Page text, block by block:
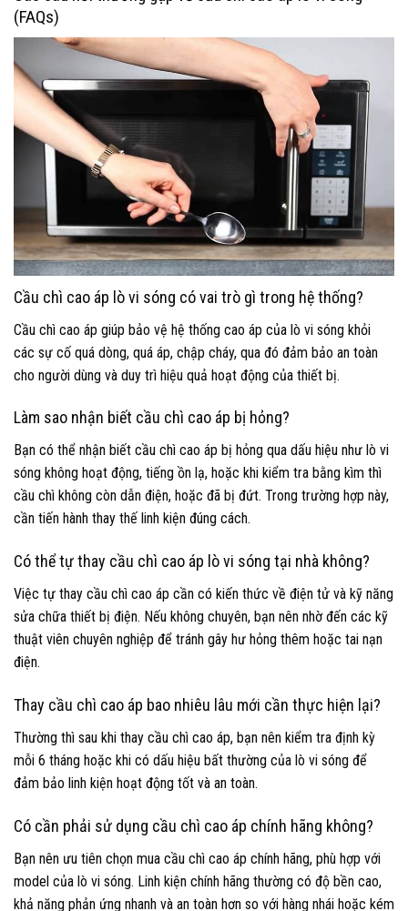
(FAQs)
Cầu chì cao áp lò vi sóng có vai trò gì trong hệ thống?
Cầu chì cao áp giúp bảo vệ hệ thống cao áp của lò vi sóng khỏi
các sự cố quá dòng, quá áp, chập cháy, qua đó đảm bảo an toàn
cho người dùng và duy trì hiệu quả hoạt động của thiết bị.
Làm sao nhận biết cầu chì cao áp bị hỏng?
Bạn có thể nhận biết cầu chì cao áp bị hỏng qua dấu hiệu như lò vi
sóng không hoạt động, tiếng ồn lạ, hoặc khi kiểm tra bằng kìm thì
cầu chì không còn dẫn điện, hoặc đã bị đứt. Trong trường hợp này,
cần tiến hành thay thế linh kiện đúng cách.
Có thể tự thay cầu chì cao áp lò vi sóng tại nhà không?
Việc tự thay cầu chì cao áp cần có kiến thức về điện tử và kỹ năng
sửa chữa thiết bị điện. Nếu không chuyên, bạn nên nhờ đến các kỹ
thuật viên chuyên nghiệp để tránh gây hư hỏng thêm hoặc tai nạn
điện.
Thay cầu chì cao áp bao nhiêu lâu mới cần thực hiện lại?
Thường thì sau khi thay cầu chì cao áp, bạn nên kiểm tra định kỳ
mỗi 6 tháng hoặc khi có dấu hiệu bất thường của lò vi sóng để
đảm bảo linh kiện hoạt động tốt và an toàn.
Có cần phải sử dụng cầu chì cao áp chính hãng không?
Bạn nên ưu tiên chọn mua cầu chì cao áp chính hãng, phù hợp với
model của lò vi sóng. Linh kiện chính hãng thường có độ bền cao,
khả năng phản ứng nhanh và an toàn hơn so với hàng nhái hoặc kém